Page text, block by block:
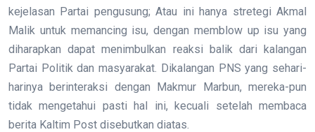
kejelasan Partai pengusung; Atau ini hanya stretegi Akmal
Malik untuk memancing isu, dengan memblow up isu yang
diharapkan dapat menimbulkan reaksi balik dari kalangan
Partai Politik dan masyarakat. Dikalangan PNS yang sehari-
harinya berinteraksi dengan Makmur Marbun, mereka-pun
tidak mengetahui pasti hal ini, kecuali setelah membaca
berita Kaltim Post disebutkan diatas.